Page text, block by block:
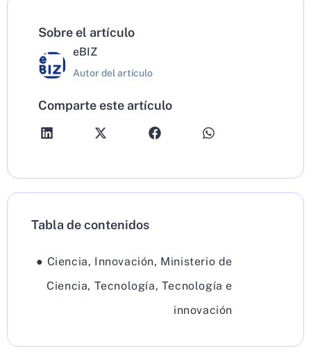
Sobre el artículo
eBIZ
Autor del artículo
Comparte este artículo
Tabla de contenidos
● Ciencia, Innovación, Ministerio de
Ciencia, Tecnología, Tecnología e
innovación